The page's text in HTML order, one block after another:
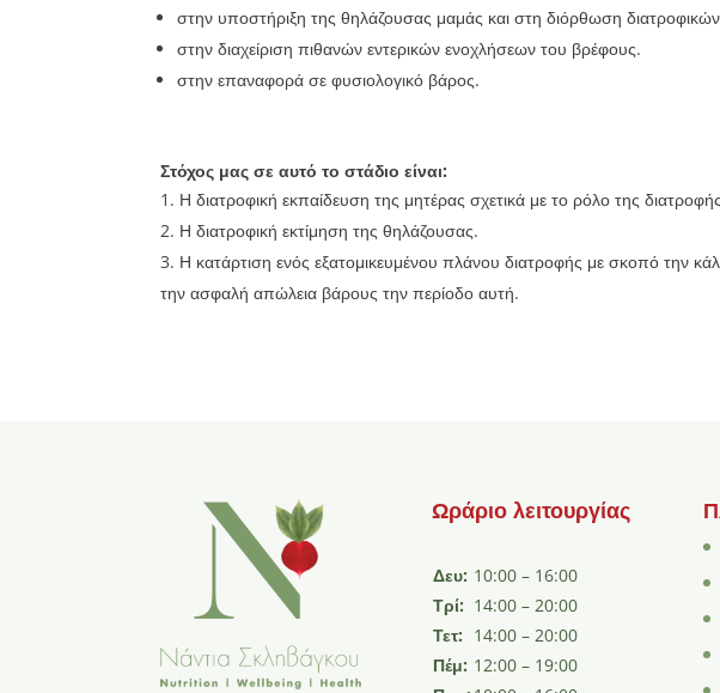
στην υποστήριξη της θηλάζουσας μαμάς και στη διόρθωση διατροφικών
στην διαχείριση πιθανών εντερικών ενοχλήσεων του βρέφους.
στην επαναφορά σε φυσιολογικό βάρος.
Στόχος μας σε αυτό το στάδιο είναι:
Η διατροφική εκπαίδευση της μητέρας σχετικά με το ρόλο της
Η διατροφική εκτίμηση της θηλάζουσας.
Η κατάρτιση ενός εξατομικευμένου πλάνου διατροφής με σκοπό την
την ασφαλή απώλεια βάρους την περίοδο αυτή.
Ωράριο λειτουργίας
Δευ: 10:00 – 16:00
Τρί: 14:00 – 20:00
Τετ: 14:00 – 20:00
Πέμ: 12:00 – 19:00